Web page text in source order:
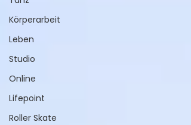
Körperarbeit
Leben
Studio
Online
Lifepoint
Roller Skate